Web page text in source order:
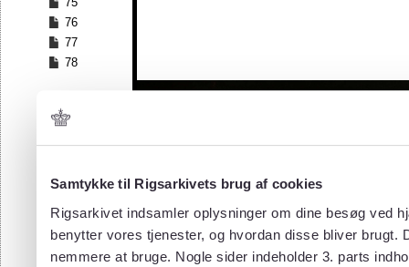
Samtykke til Rigsarkivets brug af cookies
Rigsarkivet indsamler oplysninger om dine besøg ved
benytter vores tjenester, og hvordan disse bliver
nemmere at bruge. Nogle sider indeholder 3. parts
76
77
78